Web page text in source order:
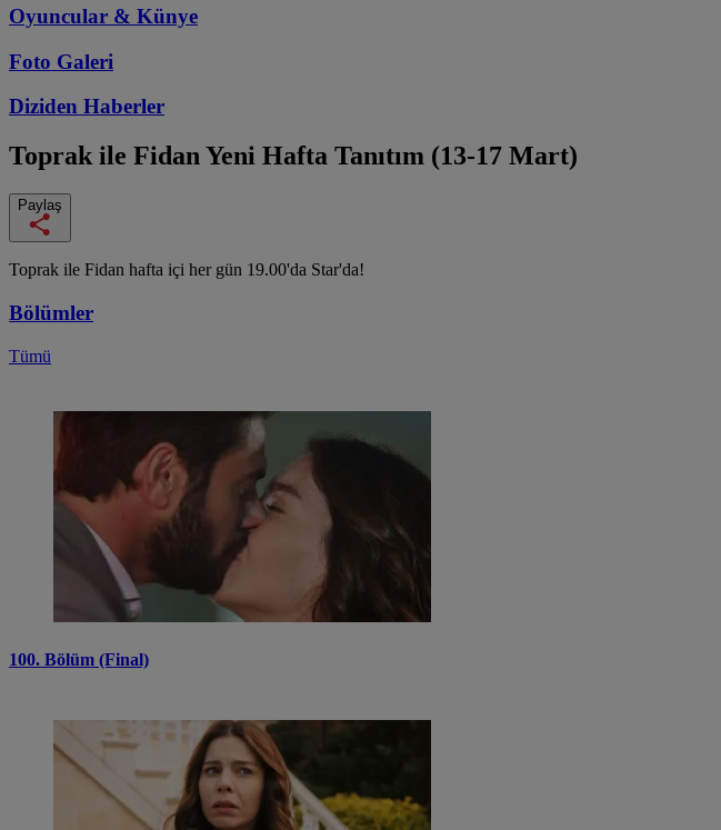
Oyuncular & Künye
Foto Galeri
Diziden Haberler
Toprak ile FidanYeni Hafta Tanıtım (13-17 Mart)
Paylaş
Toprak ile Fidan hafta içi her gün 19.00'da Star'da!
Bölümler
Tümü
100. Bölüm (Final)